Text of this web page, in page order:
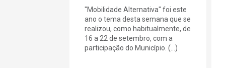
"Mobilidade Alternativa" foi este
ano o tema desta semana que se
realizou, como habitualmente, de
16 a 22 de setembro, com a
participação do Município. (...)